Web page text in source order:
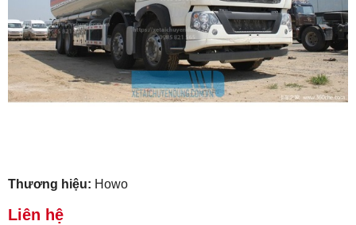
Thương hiệu: Howo
Liên hệ